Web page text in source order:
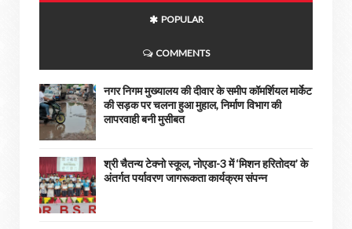
POPULAR
COMMENTS
नगर निगम मुख्यालय की दीवार के समीप कॉमर्शियल मार्केट
की सड़क पर चलना हुआ मुहाल, निर्माण विभाग की
लापरवाही बनी मुसीबत
श्री चैतन्य टेक्नो स्कूल, नोएडा-3 में ‘मिशन हरितोदय’ के
अंतर्गत पर्यावरण जागरूकता कार्यक्रम संपन्न